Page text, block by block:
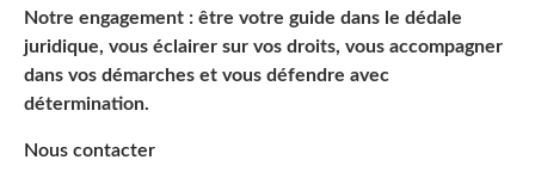
Notre engagement : être votre guide dans le dédale
juridique, vous éclairer sur vos droits, vous accompagner
dans vos démarches et vous défendre avec
détermination.
Nous contacter